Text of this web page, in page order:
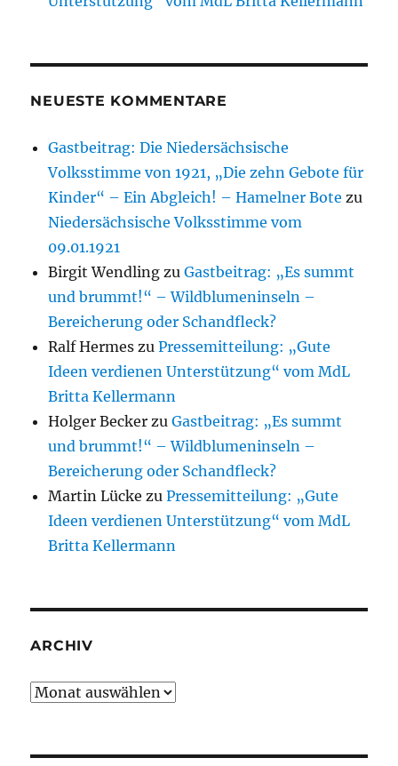
NEUESTE KOMMENTARE
Gastbeitrag: Die Niedersächsische
Volksstimme von 1921, „Die zehn Gebote für
Kinder“ – Ein Abgleich! – Hamelner Bote zu
Niedersächsische Volksstimme vom
09.01.1921
Birgit Wendling zuGastbeitrag: „Es summt
und brummt!“ – Wildblumeninseln –
Bereicherung oder Schandfleck?
Ralf Hermes zuPressemitteilung: „Gute
Ideen verdienen Unterstützung“ vom MdL
Britta Kellermann
Holger Becker zuGastbeitrag: „Es summt
und brummt!“ – Wildblumeninseln –
Bereicherung oder Schandfleck?
Martin Lücke zuPressemitteilung: „Gute
Ideen verdienen Unterstützung“ vom MdL
Britta Kellermann
ARCHIV
Archiv